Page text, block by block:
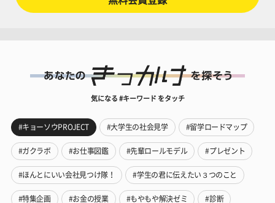
気になる #キーワード をタッチ
#キョーソウPROJECT #大学生の社会見学 #留学ロードマップ
#ガクラボ #お仕事図鑑 #先輩ロールモデル #プレゼント
#ほんとにいい会社見つけ隊！ #学生の君に伝えたい３つのこと
#特集企画 #お金の授業 #もやもや解決ゼミ #診断